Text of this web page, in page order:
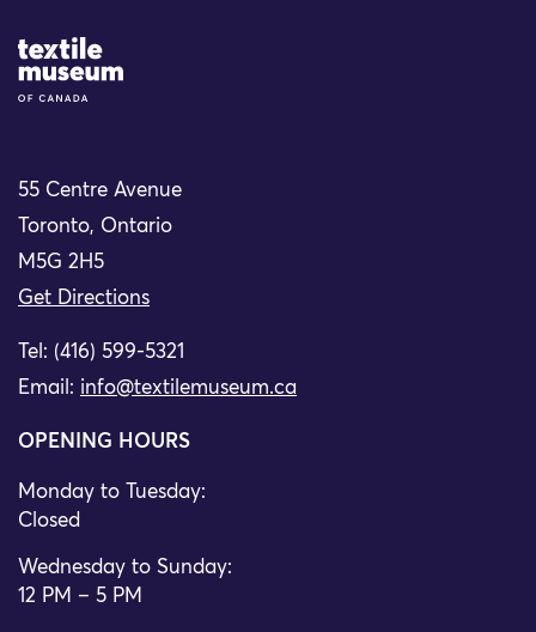
Site Logo
55 Centre Avenue
Toronto, Ontario
M5G 2H5
Get Directions
Tel: (416) 599-5321
Email: info@textilemuseum.ca
OPENING HOURS
Monday to Tuesday:
Closed
Wednesday to Sunday:
12 PM – 5 PM